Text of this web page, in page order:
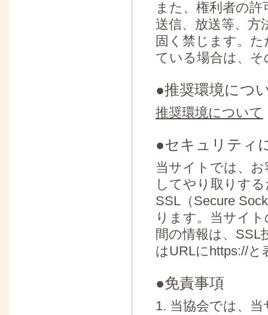
また、権利者の
送信、放送等、方
固く禁じます。
ている場合は、
●推奨環境につ
推奨環境について
●セキュリティ
当サイトでは、
してやり取りす
SSL（Secure
ります。当サイ
間の情報は、SSL
はURLにhttps://と
●免責事項
1. 当協会では、